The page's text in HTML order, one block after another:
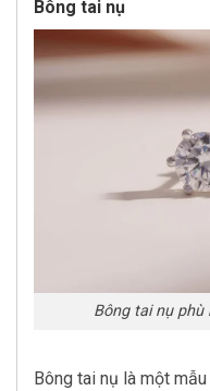
Bông tai nụ
Bông tai nụ
Bông tai nụ là một